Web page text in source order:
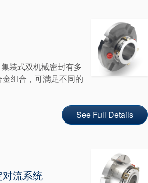
们
装式双机械密封有多
组合，可满足不同的
See Full Details
流系统